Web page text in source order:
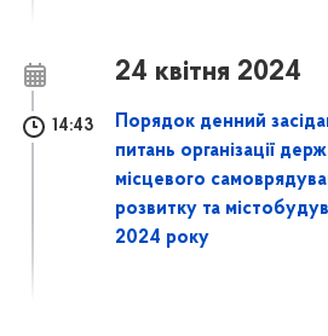
24 квітня 2024
14:43
Порядок денний
питань організації
місцевого
розвитку та
2024 року